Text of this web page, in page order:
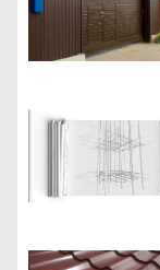
п
о
з
а
п
и